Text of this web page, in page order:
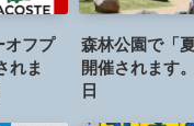
オフプ
れま
森林公園で「
開催されます
日